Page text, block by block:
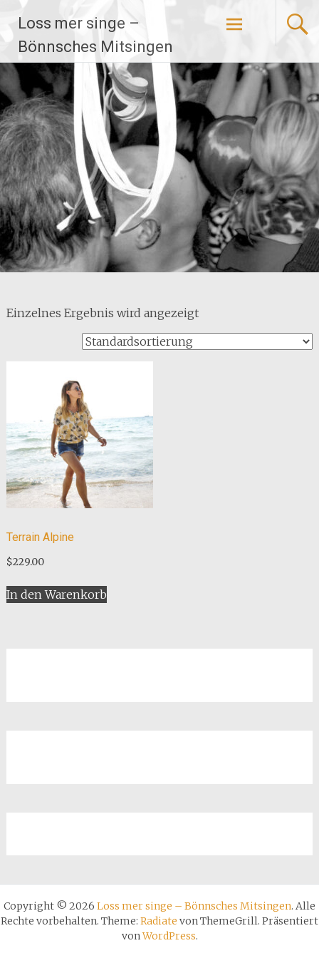
Zum
Inhalt
springen
Loss mer singe –
Bönnsches Mitsingen
Einzelnes Ergebnis wird angezeigt
Terrain Alpine
$229.00
In den Warenkorb
Copyright © 2026 Loss mer singe – Bönnsches Mitsingen. Alle
Rechte vorbehalten. Theme: Radiate von ThemeGrill. Präsentiert
vonWordPress.